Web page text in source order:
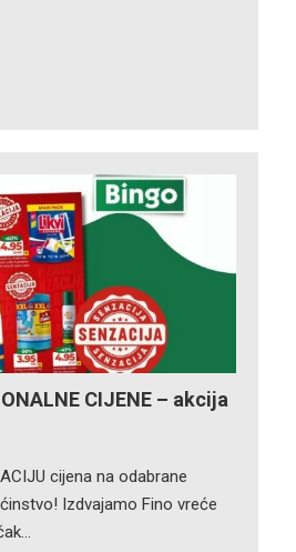
CIJENE – akcija
cijena na odabrane
Izdvajamo Fino vreće